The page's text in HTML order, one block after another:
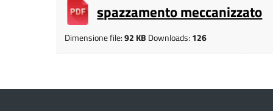
spazzamento meccanizzato
Dimensione file:92 KB Downloads: 126